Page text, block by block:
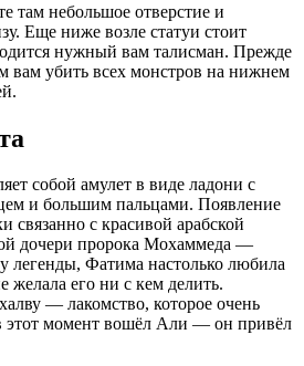
там небольшое отверстие и
Еще ниже возле статуи стоит
нужный вам талисман. Прежде
вам убить всех монстров на нижнем
собой амулет в виде ладони с
и большим пальцами. Появление
связанно с красивой арабской
дочери пророка Мохаммеда —
легенды, Фатима настолько любила
желала его ни с кем делить.
— лакомство, которое очень
этот момент вошёл Али — он привёл